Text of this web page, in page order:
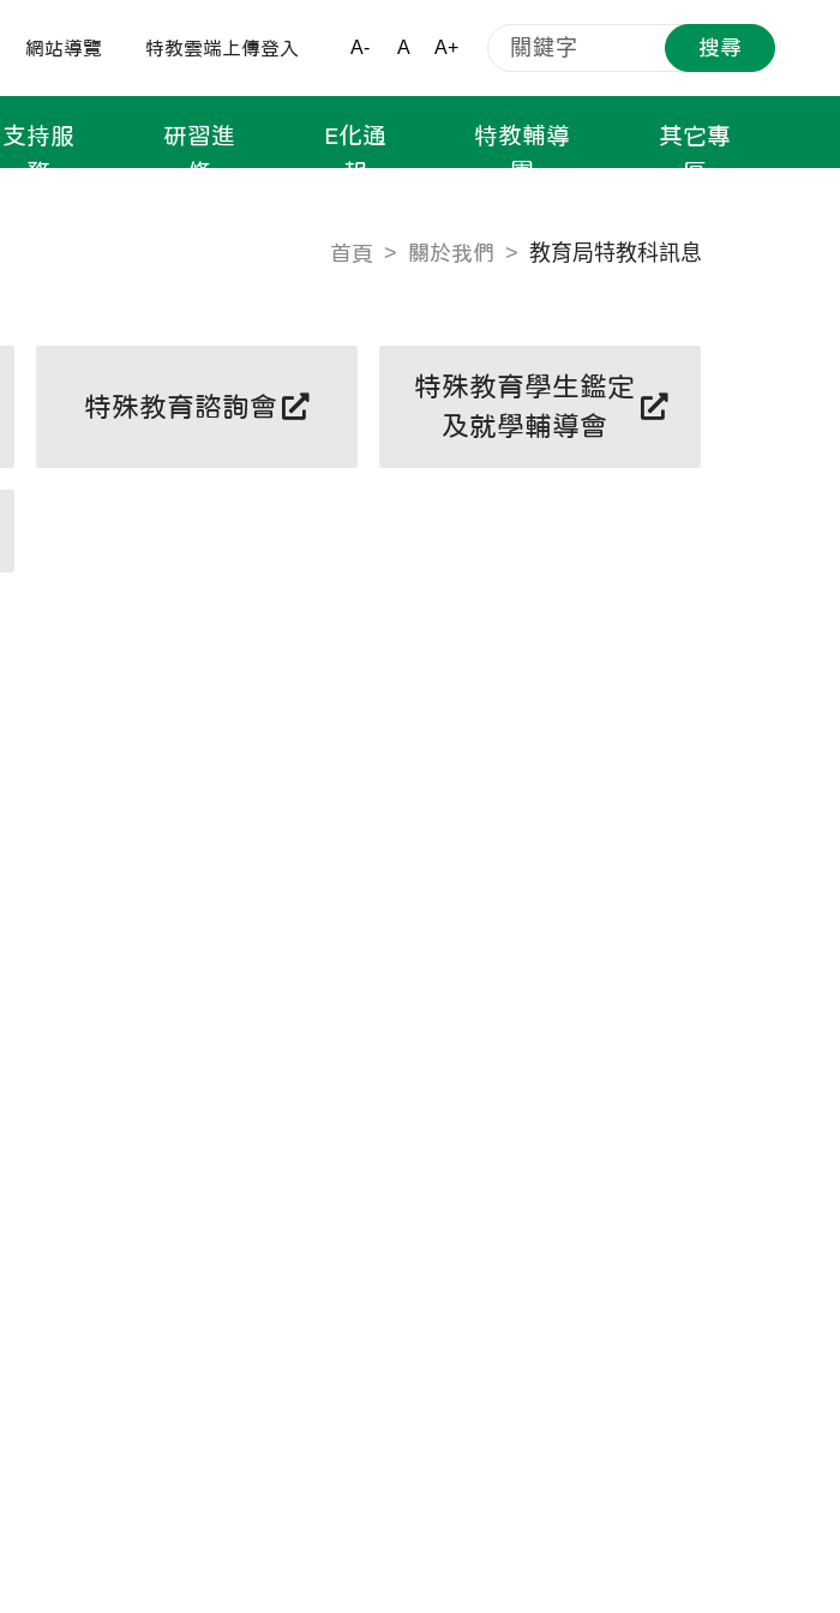
網站導覽 特教雲端上傳登入 A- A A+ 搜尋
支持服
務
研習進
修
E化通
報
特教輔導
團
其它專
區
首頁
關於我們 教育局特教科訊息
特殊教育諮詢會
特殊教育學生鑑定
及就學輔導會